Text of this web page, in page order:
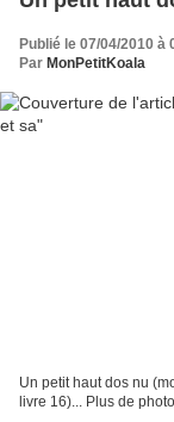
Publié le 07/04/2010 à
Par MonPetitKoala
Un petit haut dos nu
livre 16)... Plus de